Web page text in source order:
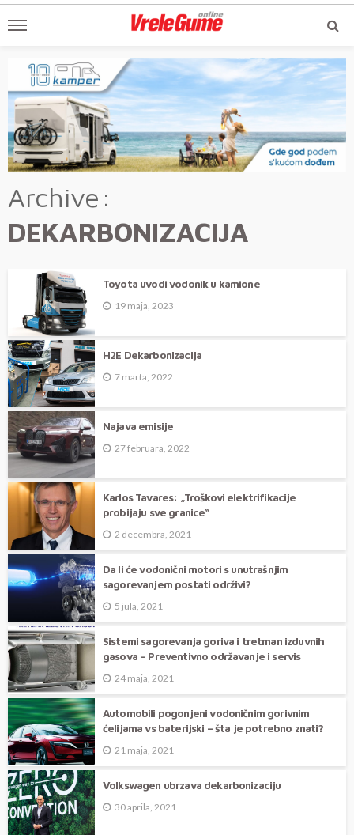
Archive
DEKARBONIZACIJA
Toyota uvodi vodonik u kamione
19 maja, 2023
H2E Dekarbonizacija
7 marta, 2022
Najava emisije
27 februara, 2022
Karlos Tavares: „Troškovi elektrifikacije
probijaju sve granice“
2 decembra, 2021
Da li će vodonični motori s unutrašnjim
sagorevanjem postati održivi?
5 jula, 2021
Sistemi sagorevanja goriva i tretman izduvnih
gasova – Preventivno održavanje i servis
24 maja, 2021
Automobili pogonjeni vodoničnim gorivnim
ćelijama vs baterijski – šta je potrebno znati?
21 maja, 2021
Volkswagen ubrzava dekarbonizaciju
30 aprila, 2021